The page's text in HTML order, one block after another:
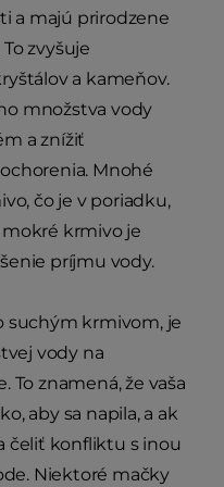
a majú prirodzene
zvyšuje
a kameňov.
množstva vody
a znížiť
Mnohé
čo je v poriadku,
mokré krmivo je
príjmu vody.
suchým krmivom, je
vody na
To znamená, že vaša
aby sa napila, a ak
čeliť konfliktu s inou
Niektoré mačky